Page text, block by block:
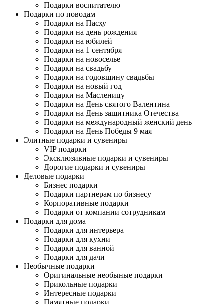
Подарки воспитателю
Подарки по поводам
Подарки на Пасху
Подарки на день рождения
Подарки на юбилей
Подарки на 1 сентября
Подарки на новоселье
Подарки на свадьбу
Подарки на годовщину свадьбы
Подарки на новый год
Подарки на Масленицу
Подарки на День святого Валентина
Подарки на День защитника Отечества
Подарки на международный женский день
Подарки на День Победы 9 мая
Элитные подарки и сувениры
VIP подарки
Эксклюзивные подарки и сувениры
Дорогие подарки и сувениры
Деловые подарки
Бизнес подарки
Подарки партнерам по бизнесу
Корпоративные подарки
Подарки от компании сотрудникам
Подарки для дома
Подарки для интерьера
Подарки для кухни
Подарки для ванной
Подарки для дачи
Необычные подарки
Оригинальные необыные подарки
Прикольные подарки
Интересные подарки
Памятные подарки